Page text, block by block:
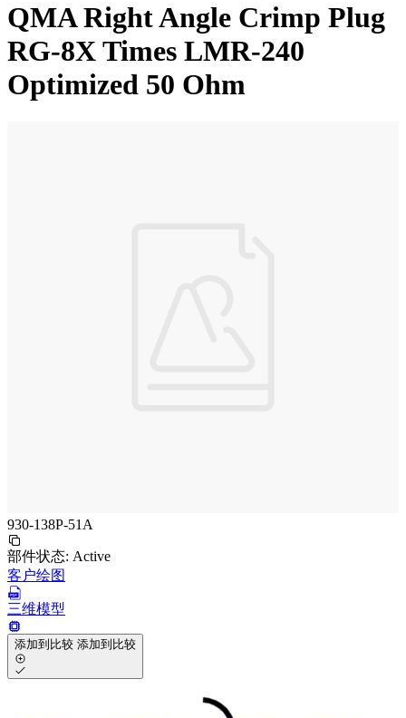
QMA Right Angle Crimp Plug
RG-8X Times LMR-240
Optimized 50 Ohm
930-138P-51A
部件状态: Active
客户绘图
三维模型
添加到比较 添加到比较